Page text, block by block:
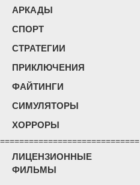
АРКАДЫ
СПОРТ
СТРАТЕГИИ
ПРИКЛЮЧЕНИЯ
ФАЙТИНГИ
СИМУЛЯТОРЫ
ХОРРОРЫ
=============================
ЛИЦЕНЗИОННЫЕ
ФИЛЬМЫ